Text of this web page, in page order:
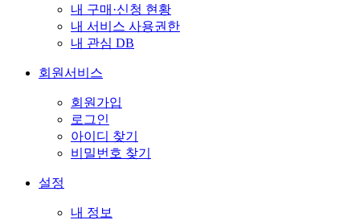
내 구매·신청 현황
내 서비스 사용권한
내 관심 DB
회원서비스
회원가입
로그인
아이디 찾기
비밀번호 찾기
설정
내 정보